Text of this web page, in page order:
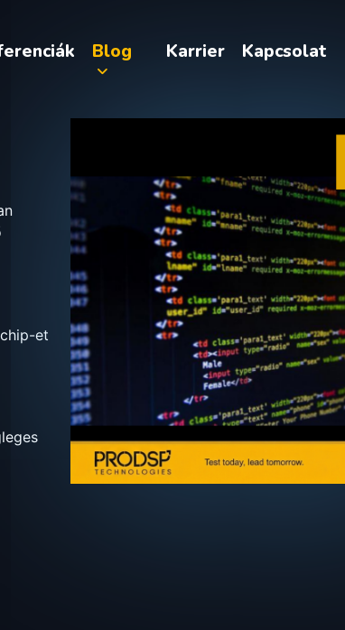
Blog Karrier Kapcsolat
et